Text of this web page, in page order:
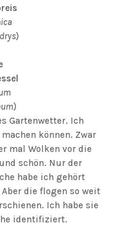
)
)
Gartenwetter. Ich
können. Zwar
mal Wolken vor die
schön. Nur der
habe ich gehört
die flogen so weit
Ich habe sie
identifiziert.